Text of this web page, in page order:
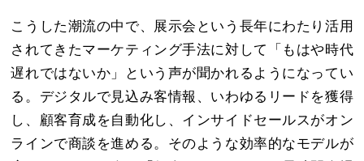
こうした潮流の中で、展示会という長年にわたり活用
されてきたマーケティング手法に対して「もはや時代
遅れではないか」という声が聞かれるようになってい
る。デジタルで見込み客情報、いわゆるリードを獲得
し、顧客育成を自動化し、インサイドセールスがオン
ラインで商談を進める。そのような効率的なモデルが